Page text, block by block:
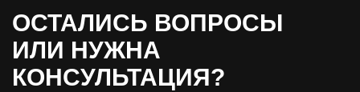
ОСТАЛИСЬ ВОПРОСЫ
ИЛИ НУЖНА
КОНСУЛЬТАЦИЯ?